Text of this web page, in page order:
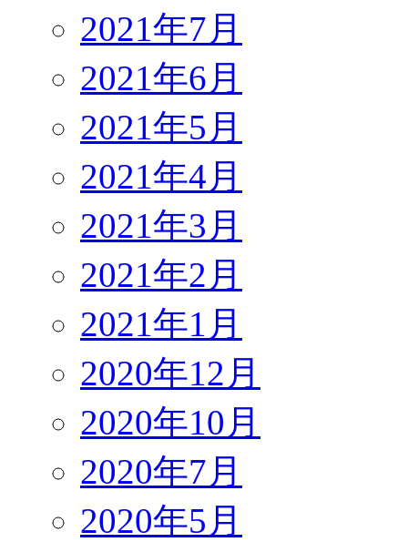
2021年7月
2021年6月
2021年5月
2021年4月
2021年3月
2021年2月
2021年1月
2020年12月
2020年10月
2020年7月
2020年5月